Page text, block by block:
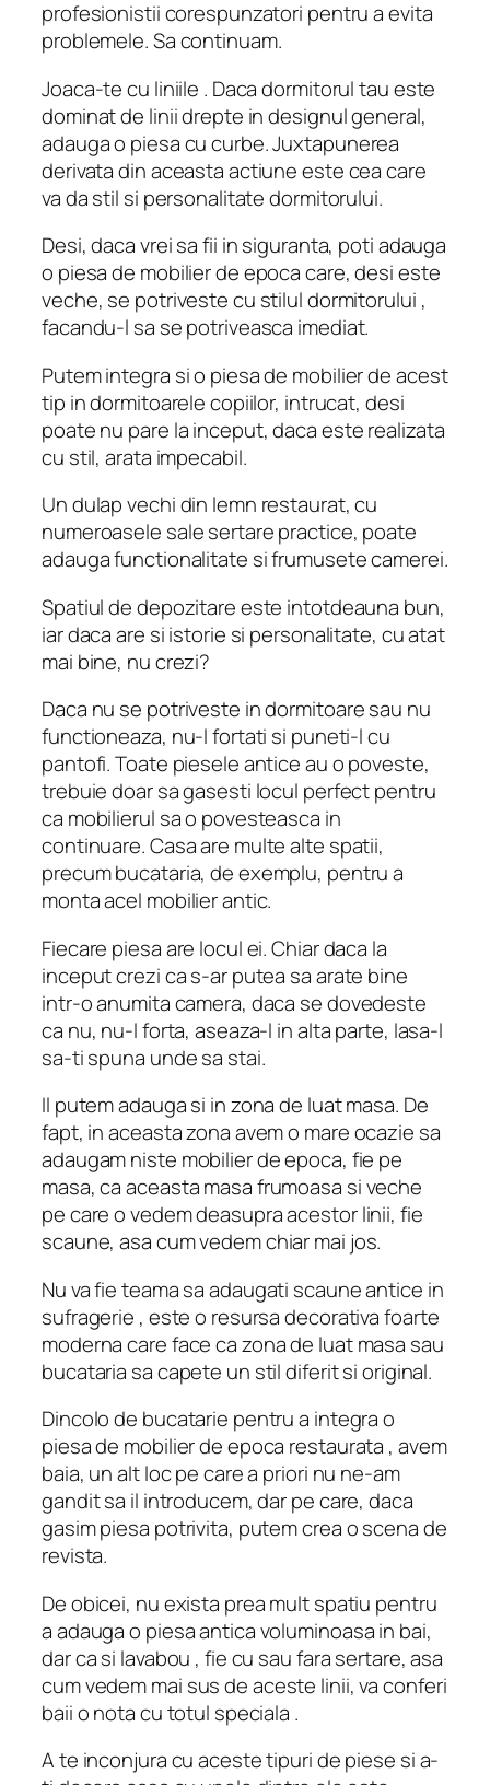
profesionistii corespunzatori pentru a evita
problemele. Sa continuam.
Joaca-te cu liniile . Daca dormitorul tau este
dominat de linii drepte in designul general,
adauga o piesa cu curbe. Juxtapunerea
derivata din aceasta actiune este cea care
va da stil si personalitate dormitorului.
Desi, daca vrei sa fii in siguranta, poti adauga
o piesa de mobilier de epoca care, desi este
veche, se potriveste cu stilul dormitorului ,
facandu-l sa se potriveasca imediat.
Putem integra si o piesa de mobilier de acest
tip in dormitoarele copiilor, intrucat, desi
poate nu pare la inceput, daca este realizata
cu stil, arata impecabil.
Un dulap vechi din lemn restaurat, cu
numeroasele sale sertare practice, poate
adauga functionalitate si frumusete camerei.
Spatiul de depozitare este intotdeauna bun,
iar daca are si istorie si personalitate, cu atat
mai bine, nu crezi?
Daca nu se potriveste in dormitoare sau nu
functioneaza, nu-l fortati si puneti-l cu
pantofi. Toate piesele antice au o poveste,
trebuie doar sa gasesti locul perfect pentru
ca mobilierul sa o povesteasca in
continuare. Casa are multe alte spatii,
precum bucataria, de exemplu, pentru a
monta acel mobilier antic.
Fiecare piesa are locul ei. Chiar daca la
inceput crezi ca s-ar putea sa arate bine
intr-o anumita camera, daca se dovedeste
ca nu, nu-l forta, aseaza-l in alta parte, lasa-l
sa-ti spuna unde sa stai.
Il putem adauga si in zona de luat masa. De
fapt, in aceasta zona avem o mare ocazie sa
adaugam niste mobilier de epoca, fie pe
masa, ca aceasta masa frumoasa si veche
pe care o vedem deasupra acestor linii, fie
scaune, asa cum vedem chiar mai jos.
Nu va fie teama sa adaugati scaune antice in
sufragerie , este o resursa decorativa foarte
moderna care face ca zona de luat masa sau
bucataria sa capete un stil diferit si original.
Dincolo de bucatarie pentru a integra o
piesa de mobilier de epoca restaurata , avem
baia, un alt loc pe care a priori nu ne-am
gandit sa il introducem, dar pe care, daca
gasim piesa potrivita, putem crea o scena de
revista.
De obicei, nu exista prea mult spatiu pentru
a adauga o piesa antica voluminoasa in bai,
dar ca si lavabou , fie cu sau fara sertare, asa
cum vedem mai sus de aceste linii, va conferi
baii o nota cu totul speciala .
A te inconjura cu aceste tipuri de piese si a-